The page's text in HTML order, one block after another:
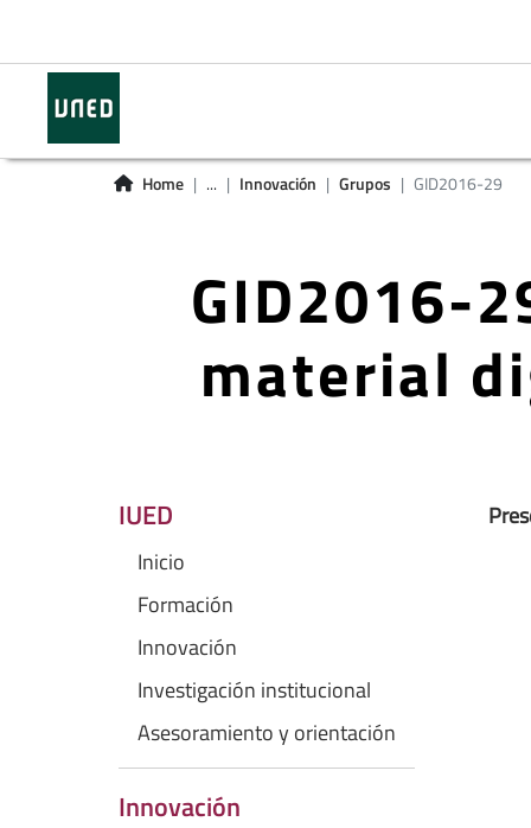
Home ... Innovación Grupos GID2016-29
GID2016-
material
IUED
Inicio
Formación
Innovación
Investigación institucional
Asesoramiento y orientación
Innovación